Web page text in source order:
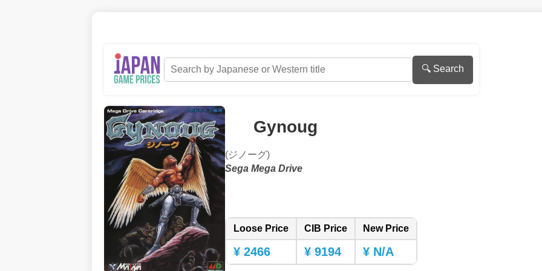
🔍 Search
Gynoug
(ジノーグ)
Sega Mega Drive
Loose Price CIB Price New Price
¥ 2466 ¥ 9194 ¥ N/A